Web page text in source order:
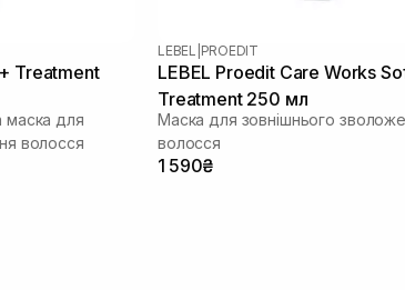
Treatment
маска для
волосся
LEBEL PROEDIT
LEBEL Proedit Care Works
Treatment 250 мл
Маска для зовнішнього
волосся
1 590₴